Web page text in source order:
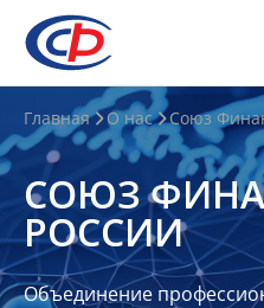
О
нас
О
СФР
Совет
Союза
Главная О нас Союз
СОЮЗ
РОССИИ
Объединение